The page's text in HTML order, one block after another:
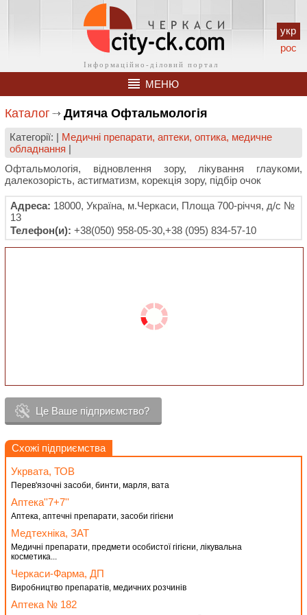
укр
рос
МЕНЮ
Каталог Дитяча Офтальмологія
Категорії: | Медичні препарати, аптеки, оптика, медичне
обладнання |
Офтальмологія, відновлення зору, лікування глаукоми,
далекозорість, астигматизм, корекція зору, підбір очок
Адреса: 18000, Україна, м.Черкаси, Площа 700-річчя, д/с №
13
Телефон(и): +38(050) 958-05-30,+38 (095) 834-57-10
Це Ваше підприємство?
Схожі підприємства
Укрвата, ТОВ
Перев'язочні засоби, бинти, марля, вата
Аптека''7+7''
Аптека, аптечні препарати, засоби гігієни
Медтехніка, ЗАТ
Медичні препарати, предмети особистої гігієни, лікувальна
косметика...
Черкаси-Фарма, ДП
Виробництво препаратів, медичних розчинів
Аптека № 182